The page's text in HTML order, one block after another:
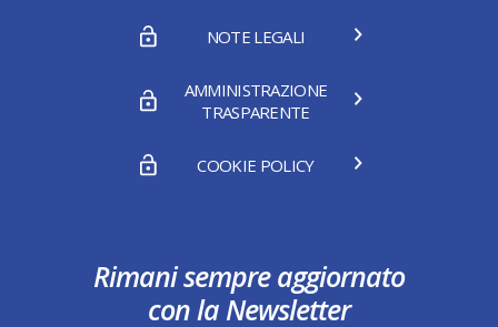
NOTE LEGALI
AMMINISTRAZIONE
TRASPARENTE
COOKIE POLICY
Rimani sempre aggiornato
con la Newsletter